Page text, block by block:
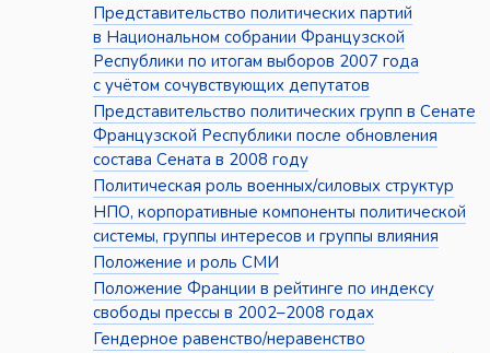
Представительство политических партий
в Национальном собрании Французской
Республики по итогам выборов 2007 года
с учётом сочувствующих депутатов
Представительство политических групп в Сенате
Французской Республики после обновления
состава Сената в 2008 году
Политическая роль военных/силовых структур
НПО, корпоративные компоненты политической
системы, группы интересов и группы влияния
Положение и роль СМИ
Положение Франции в рейтинге по индексу
свободы прессы в 2002–2008 годах
Гендерное равенство/неравенство